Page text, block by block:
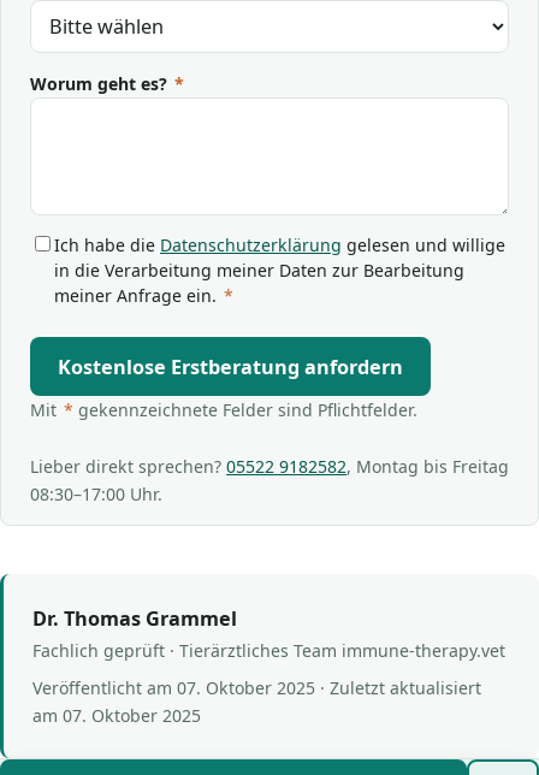
Worum geht es? *
Ich habe die Datenschutzerklärung gelesen und willige
in die Verarbeitung meiner Daten zur Bearbeitung
meiner Anfrage ein. *
Kostenlose Erstberatung anfordern
Mit * gekennzeichnete Felder sind Pflichtfelder.
Lieber direkt sprechen? 05522 9182582, Montag bis Freitag
08:30–17:00 Uhr.
Dr. Thomas Grammel
Fachlich geprüft · Tierärztliches Team immune-therapy.vet
Veröffentlicht am 07. Oktober 2025 · Zuletzt aktualisiert
am 07. Oktober 2025